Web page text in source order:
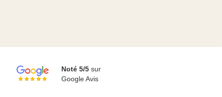
Noté 5/5sur
Google Avis